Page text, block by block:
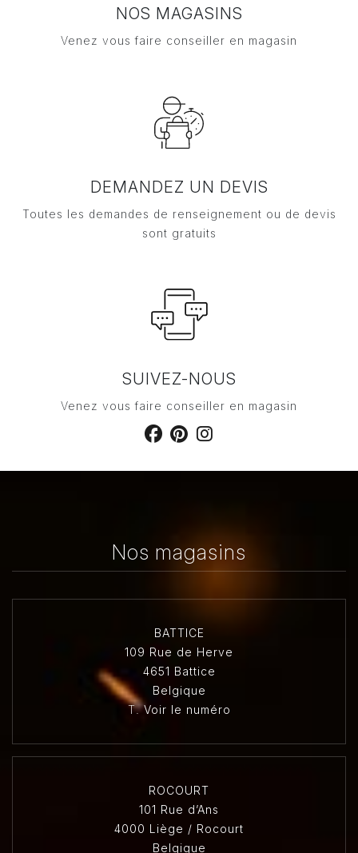
NOS MAGASINS
Venez vous faire conseiller en magasin
DEMANDEZ UN DEVIS
Toutes les demandes de renseignement ou de devis
sont gratuits
SUIVEZ-NOUS
Venez vous faire conseiller en magasin
Nos magasins
BATTICE
109 Rue de Herve
4651 Battice
Belgique
T.Voir le numéro
ROCOURT
101 Rue d’Ans
4000 Liège / Rocourt
Belgique